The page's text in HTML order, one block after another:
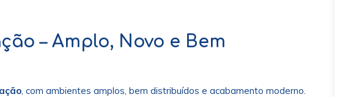
– Amplo, Novo e Bem
, com ambientes amplos, bem distribuídos e acabamento moderno.